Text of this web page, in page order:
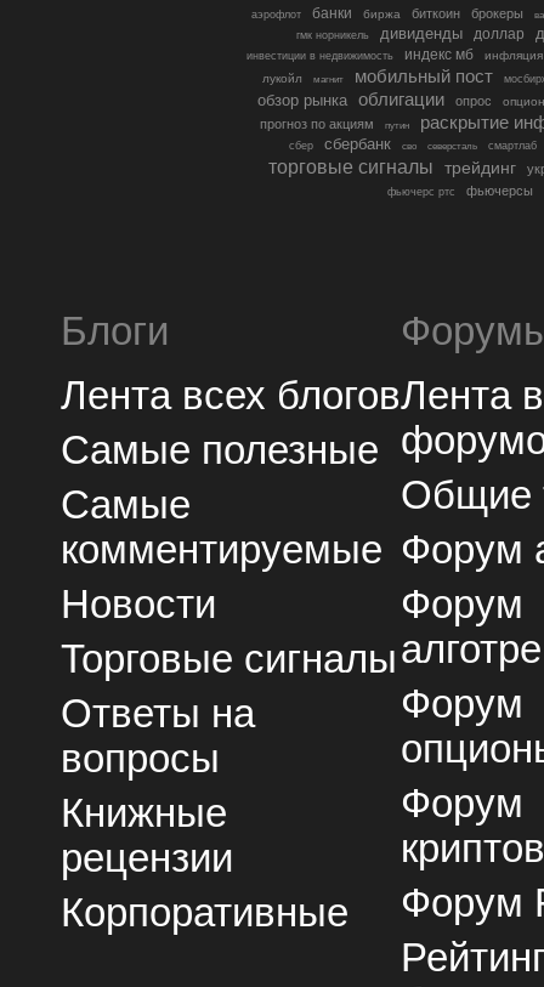
аэрофлот банки биржа биткоин брокеры
гмк норникель
дивиденды доллар
инвестиции в недвижимость индекс мб
инфляция
лукойл
магнит мобильный пост
обзор рынка облигации опрос
прогноз по акциям путин раскрытие
сбер сбербанк сво северсталь смартлаб
торговые сигналы трейдинг
фьючерс ртс фьючерсы
Блоги
Лента всех блогов
Самые полезные
Самые
комментируемые
Новости
Торговые сигналы
Ответы на
вопросы
Книжные
рецензии
Корпоративные
Лента
Общие
Форум
Форум
Форум
Форум
Форум